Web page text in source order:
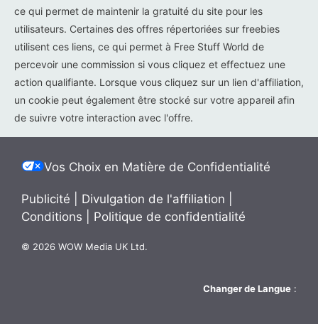
ce qui permet de maintenir la gratuité du site pour les
utilisateurs. Certaines des offres répertoriées sur freebies
utilisent ces liens, ce qui permet à Free Stuff World de
percevoir une commission si vous cliquez et effectuez une
action qualifiante. Lorsque vous cliquez sur un lien d'affiliation,
un cookie peut également être stocké sur votre appareil afin
de suivre votre interaction avec l'offre.
Vos Choix en Matière de Confidentialité
Publicité Divulgation de l'affiliation
Conditions
Politique de confidentialité
© 2026 WOW Media UK Ltd.
Changer de Langue :